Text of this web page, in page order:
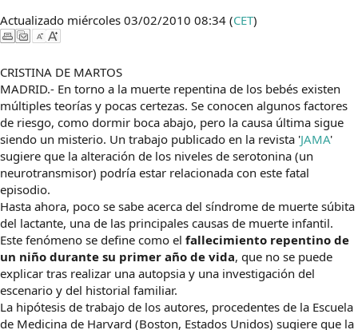
Actualizado miércoles 03/02/2010 08:34 (CET)
CRISTINA DE MARTOS
MADRID.- En torno a la muerte repentina de los bebés existen
múltiples teorías y pocas certezas. Se conocen algunos factores
de riesgo, como dormir boca abajo, pero la causa última sigue
siendo un misterio. Un trabajo publicado en la revista 'JAMA'
sugiere que la alteración de los niveles de serotonina (un
neurotransmisor) podría estar relacionada con este fatal
episodio.
Hasta ahora, poco se sabe acerca del síndrome de muerte súbita
del lactante, una de las principales causas de muerte infantil.
Este fenómeno se define como el fallecimiento repentino de
un niño durante su primer año de vida, que no se puede
explicar tras realizar una autopsia y una investigación del
escenario y del historial familiar.
La hipótesis de trabajo de los autores, procedentes de la Escuela
de Medicina de Harvard (Boston, Estados Unidos) sugiere que la